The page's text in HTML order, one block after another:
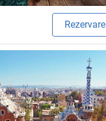
Rezervare